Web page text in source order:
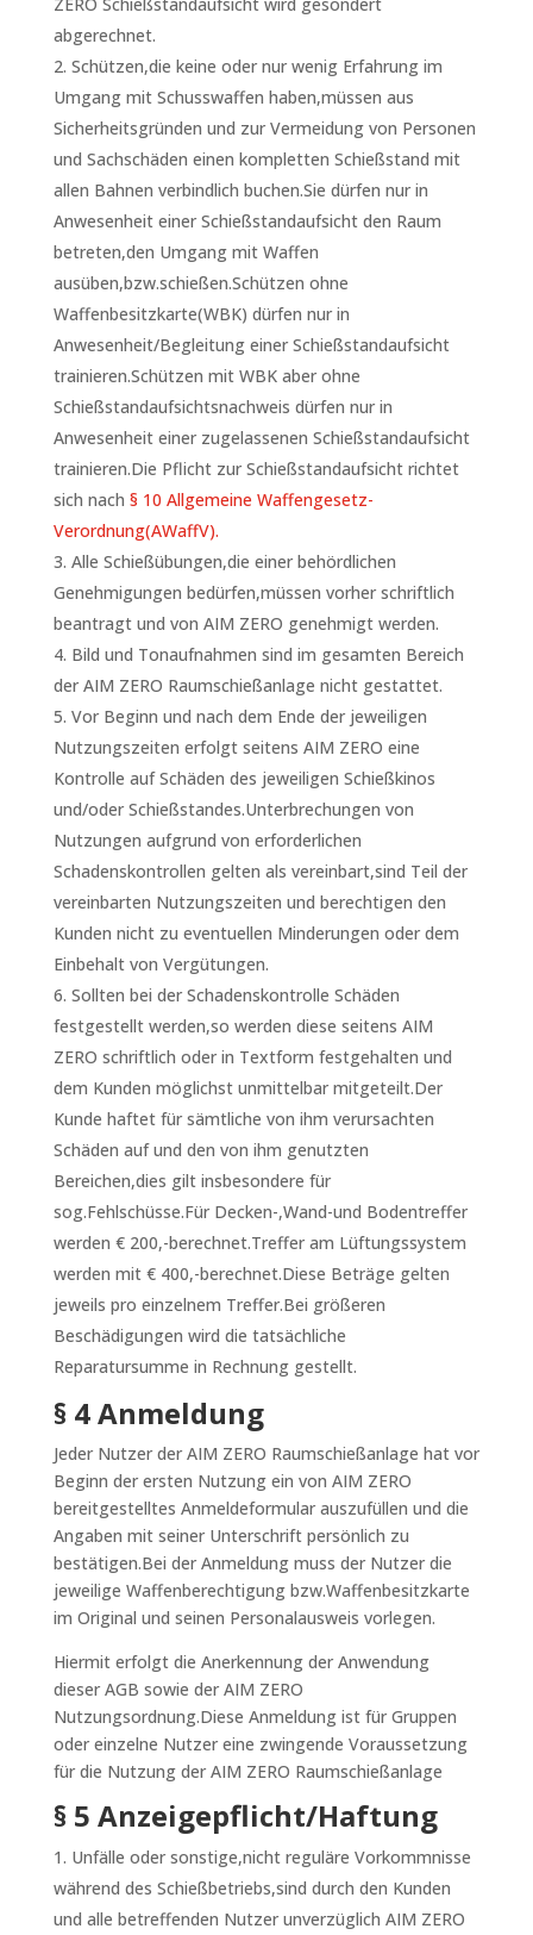
abgerechnet.
Schützen,die keine oder nur wenig Erfahrung im
Umgang mit Schusswaffen haben,müssen aus
Sicherheitsgründen und zur Vermeidung von Personen
und Sachschäden einen kompletten Schießstand mit
allen Bahnen verbindlich buchen.Sie dürfen nur in
Anwesenheit einer Schießstandaufsicht den Raum
betreten,den Umgang mit Waffen
ausüben,bzw.schießen.Schützen ohne
Waffenbesitzkarte(WBK) dürfen nur in
Anwesenheit/Begleitung einer Schießstandaufsicht
trainieren.Schützen mit WBK aber ohne
Schießstandaufsichtsnachweis dürfen nur in
Anwesenheit einer zugelassenen Schießstandaufsicht
trainieren.Die Pflicht zur Schießstandaufsicht richtet
sich nach § 10 Allgemeine Waffengesetz-
Verordnung(AWaffV).
Alle Schießübungen,die einer behördlichen
Genehmigungen bedürfen,müssen vorher schriftlich
beantragt und von AIM ZERO genehmigt werden.
Bild und Tonaufnahmen sind im gesamten Bereich
der AIM ZERO Raumschießanlage nicht gestattet.
Vor Beginn und nach dem Ende der jeweiligen
Nutzungszeiten erfolgt seitens AIM ZERO eine
Kontrolle auf Schäden des jeweiligen Schießkinos
und/oder Schießstandes.Unterbrechungen von
Nutzungen aufgrund von erforderlichen
Schadenskontrollen gelten als vereinbart,sind Teil der
vereinbarten Nutzungszeiten und berechtigen den
Kunden nicht zu eventuellen Minderungen oder dem
Einbehalt von Vergütungen.
Sollten bei der Schadenskontrolle Schäden
festgestellt werden,so werden diese seitens AIM
ZERO schriftlich oder in Textform festgehalten und
dem Kunden möglichst unmittelbar mitgeteilt.Der
Kunde haftet für sämtliche von ihm verursachten
Schäden auf und den von ihm genutzten
Bereichen,dies gilt insbesondere für
sog.Fehlschüsse.Für Decken-,Wand-und Bodentreffer
werden € 200,-berechnet.Treffer am Lüftungssystem
werden mit € 400,-berechnet.Diese Beträge gelten
jeweils pro einzelnem Treffer.Bei größeren
Beschädigungen wird die tatsächliche
Reparatursumme in Rechnung gestellt.
§ 4 Anmeldung
Jeder Nutzer der AIM ZERO Raumschießanlage hat vor
Beginn der ersten Nutzung ein von AIM ZERO
bereitgestelltes Anmeldeformular auszufüllen und die
Angaben mit seiner Unterschrift persönlich zu
bestätigen.Bei der Anmeldung muss der Nutzer die
jeweilige Waffenberechtigung bzw.Waffenbesitzkarte
im Original und seinen Personalausweis vorlegen.
Hiermit erfolgt die Anerkennung der Anwendung
dieser AGB sowie der AIM ZERO
Nutzungsordnung.Diese Anmeldung ist für Gruppen
oder einzelne Nutzer eine zwingende Voraussetzung
für die Nutzung der AIM ZERO Raumschießanlage
§ 5 Anzeigepflicht/Haftung
Unfälle oder sonstige,nicht reguläre Vorkommnisse
während des Schießbetriebs,sind durch den Kunden
und alle betreffenden Nutzer unverzüglich AIM ZERO